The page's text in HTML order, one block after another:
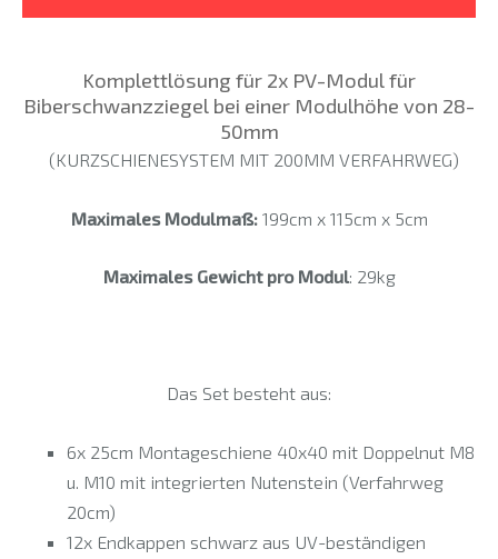
Komplettlösung für 2x PV-Modul für
Biberschwanzziegel bei einer Modulhöhe von 28-
50mm
(KURZSCHIENESYSTEM MIT 200MM VERFAHRWEG)
Maximales Modulmaß: 199cm x 115cm x 5cm
Maximales Gewicht pro Modul: 29kg
Das Set besteht aus:
6x 25cm Montageschiene 40x40 mit Doppelnut M8
u. M10 mit integrierten Nutenstein (Verfahrweg
20cm)
12x Endkappen schwarz aus UV-beständigen